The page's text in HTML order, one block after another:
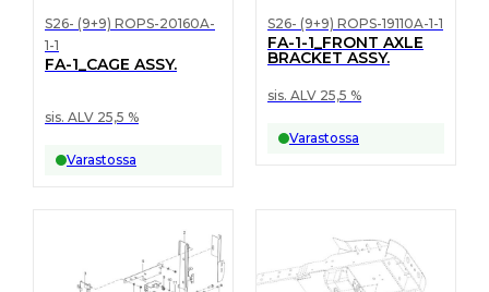
S26- (9+9) ROPS-20160A-
1-1
FA-1_CAGE ASSY.
sis. ALV 25,5 %
Varastossa
S26- (9+9) ROPS-19110A-1-1
FA-1-1_FRONT AXLE
BRACKET ASSY.
sis. ALV 25,5 %
Varastossa